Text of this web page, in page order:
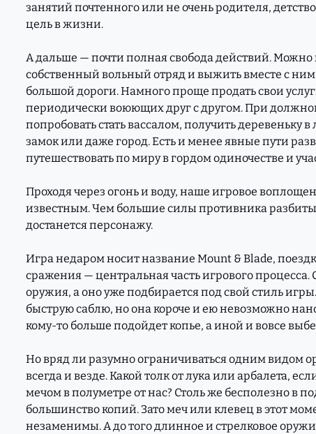
занятий почтенного или не очень родителя,
цель в жизни.
А дальше — почти полная свобода действий. Можно
собственный вольный отряд и выжить вместе с
большой дороги. Намного проще продать свои
периодически воюющих друг с другом. При
попробовать стать вассалом, получить деревеньку в
замок или даже город. Есть и менее явные пути
путешествовать по миру в гордом одиночестве и
Проходя через огонь и воду, наше игровое
известным. Чем большие силы противника
достанется персонажу.
Игра недаром носит название Mount & Blade,
сражения — центральная часть игрового процесса.
оружия, а оно уже подбирается под свой стиль
быструю саблю, но она короче и ею невозможно
кому-то больше подойдет копье, а иной и вовсе
Но вряд ли разумно ограничиваться одним видом
всегда и везде. Какой толк от лука или арбалета,
мечом в полуметре от нас? Столь же бесполезно в
большинство копий. Зато меч или клевец в этот
незаменимы. А до того длинное и стрелковое